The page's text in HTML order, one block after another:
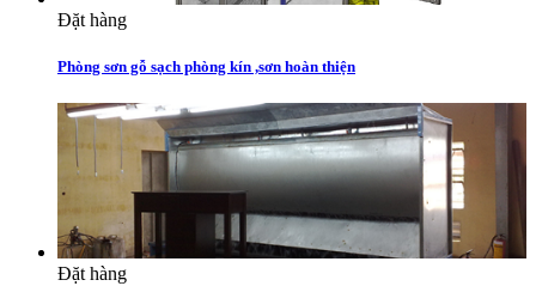
Đặt hàng
Phòng sơn gỗ sạch phòng kín ,sơn hoàn thiện
Đặt hàng